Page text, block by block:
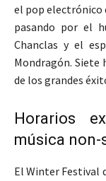
el pop electrónico
pasando por el
Chanclas y el
Mondragón. Siete
de los grandes
Horarios
música non-
El Winter Festival